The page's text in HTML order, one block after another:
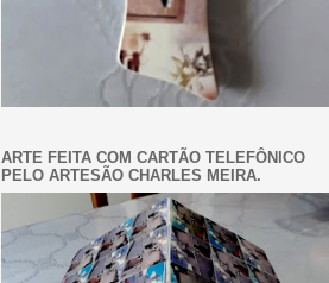
ARTE FEITA COM CARTÃO TELEFÔNICO
PELO ARTESÃO CHARLES MEIRA.